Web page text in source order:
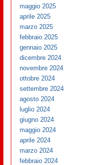
maggio 2025
aprile 2025
marzo 2025
febbraio 2025
gennaio 2025
dicembre 2024
novembre 2024
ottobre 2024
settembre 2024
agosto 2024
luglio 2024
giugno 2024
maggio 2024
aprile 2024
marzo 2024
febbraio 2024